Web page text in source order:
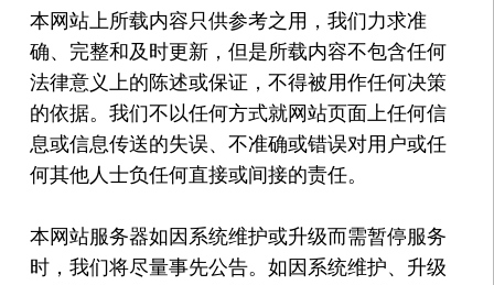
本网站上所载内容只供参考之用，我们力求准
确、完整和及时更新，但是所载内容不包含任何
法律意义上的陈述或保证，不得被用作任何决策
的依据。我们不以任何方式就网站页面上任何信
息或信息传送的失误、不准确或错误对用户或任
何其他人士负任何直接或间接的责任。
本网站服务器如因系统维护或升级而需暂停服务
时，我们将尽量事先公告。如因系统维护、升级